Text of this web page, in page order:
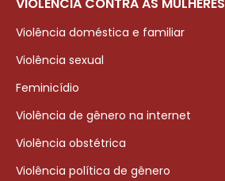
VIOLÊNCIA CONTRA AS MULHERES
Violência doméstica e familiar
Violência sexual
Feminicídio
Violência de gênero na internet
Violência obstétrica
Violência política de gênero